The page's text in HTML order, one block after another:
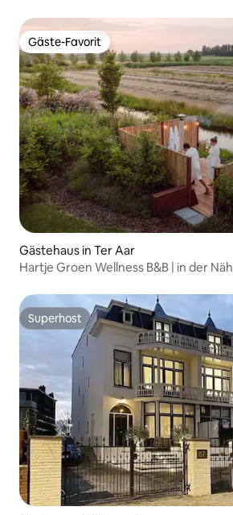
Gäste-Favorit
Gäste-Favorit
Gästehaus in Ter Aar
Hartje Groen Wellness B&B | in der
Superhost
Superhost